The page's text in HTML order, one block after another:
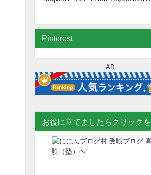
Pinterest
AD
お役に立てましたらクリックを